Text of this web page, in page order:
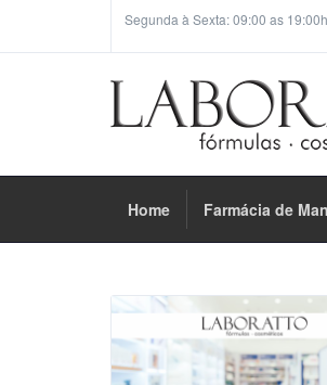
Segunda à Sexta: 09:00 as
Home Farmácia de